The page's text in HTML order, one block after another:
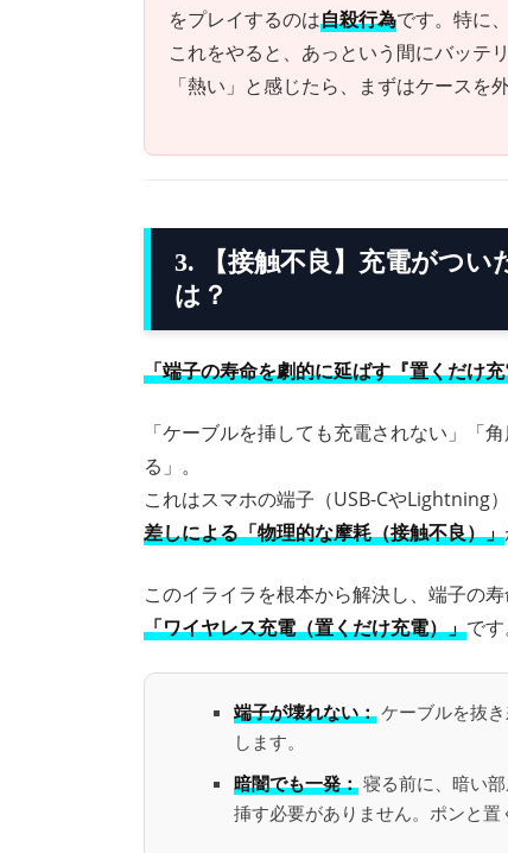
をプレイするのは自殺行為です。特に
これをやると、あっという間にバッテ
「熱い」と感じたら、まずはケースを
3. 【接触不良】充電がつ
は？
「端子の寿命を劇的に延ばす『置くだけ
「ケーブルを挿しても充電されない」「
る」。
これはスマホの端子（USB-CやLightning
差しによる「物理的な摩耗（接触不良）」
このイライラを根本から解決し、端子の
「ワイヤレス充電（置くだけ充電）」です
端子が壊れない： ケーブルを抜
します。
暗闇でも一発： 寝る前に、暗い
挿す必要がありません。ポンと置